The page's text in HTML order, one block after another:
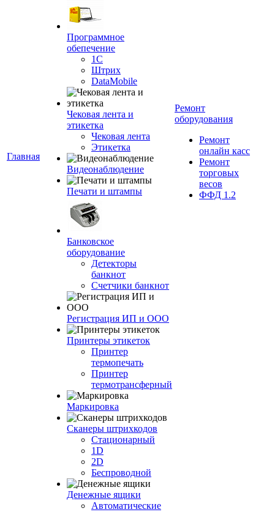
Главная
Программное
обепечение
1С
Штрих
DataMobile
Чековая лента и
этикетка
Чековая лента
Этикетка
Видеонаблюдение
Печати и штампы
Банковское
оборудование
Детекторы
банкнот
Счетчики банкнот
Регистрация ИП и ООО
Принтеры этикеток
Принтер
термопечать
Принтер
термотрансферный
Маркировка
Сканеры штрихкодов
Стационарный
1D
2D
Беспроводной
Денежные ящики
Автоматические
Ремонт
оборудования
Ремонт
онлайн касс
Ремонт
торговых
весов
ФФД 1.2